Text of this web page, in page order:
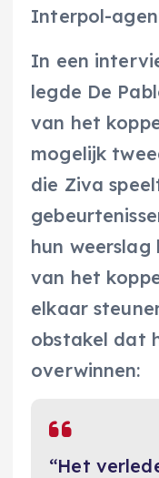
Interpol-
In een
legde De
van het
mogelijk
die Ziva
hun weerslag
van het
elkaar
obstakel dat
overwinnen:
“Het